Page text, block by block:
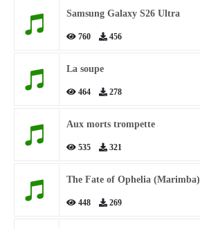
Samsung Galaxy S26 Ultra
760 456
La soupe
464 278
Aux morts trompette
535 321
The Fate of Ophelia (Marimba)
448 269